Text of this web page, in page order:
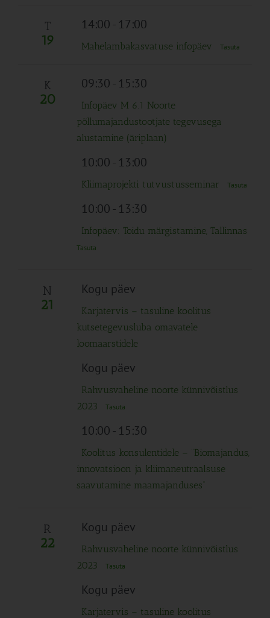
T
19
14:00- 17:00
Mahelambakasvatuse infopäev Tasuta
K
20
09:30- 15:30
Infopäev M 6.1 Noorte
põllumajandustootjate tegevusega
alustamine (äriplaan)
10:00- 13:00
Kliimaprojekti tutvustusseminar Tasuta
10:00- 13:30
Infopäev: Toidu märgistamine, Tallinnas
Tasuta
N
21
Kogu päev
Karjatervis – tasuline koolitus
kutsetegevusluba omavatele
loomaarstidele
Kogu päev
Rahvusvaheline noorte künnivõistlus
2023
Tasuta
10:00- 15:30
Koolitus konsulentidele – “Biomajandus,
innovatsioon ja kliimaneutraalsuse
saavutamine maamajanduses”
R
22
Kogu päev
Rahvusvaheline noorte künnivõistlus
2023
Tasuta
Kogu päev
Karjatervis – tasuline koolitus